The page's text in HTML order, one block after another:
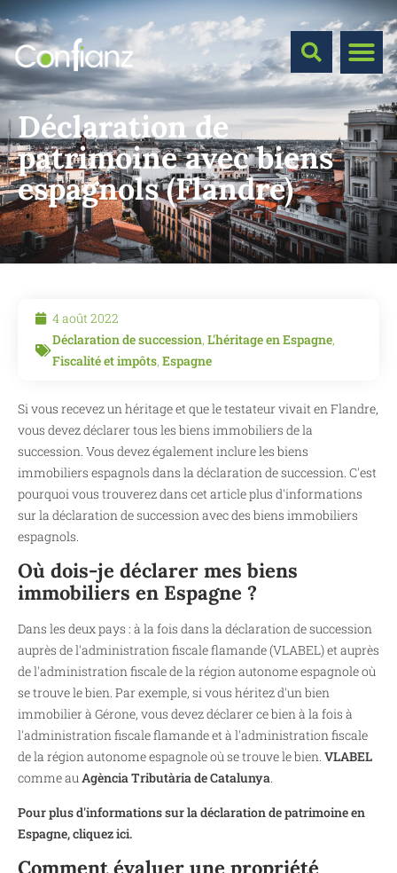
Déclaration de
patrimoine avec biens
espagnols (Flandre)
4 août 2022
Déclaration de succession, L'héritage en Espagne,
Fiscalité et impôts, Espagne
Si vous recevez un héritage et que le testateur vivait en Flandre,
vous devez déclarer tous les biens immobiliers de la
succession. Vous devez également inclure les biens
immobiliers espagnols dans la déclaration de succession. C'est
pourquoi vous trouverez dans cet article plus d'informations
sur la déclaration de succession avec des biens immobiliers
espagnols.
Où dois-je déclarer mes biens
immobiliers en Espagne ?
Dans les deux pays : à la fois dans la déclaration de succession
auprès de l'administration fiscale flamande (VLABEL) et auprès
de l'administration fiscale de la région autonome espagnole où
se trouve le bien. Par exemple, si vous héritez d'un bien
immobilier à Gérone, vous devez déclarer ce bien à la fois à
l'administration fiscale flamande et à l'administration fiscale
de la région autonome espagnole où se trouve le bien. VLABEL
comme auAgència Tributària de Catalunya.
Pour plus d'informations sur la déclaration de patrimoine en
Espagne, cliquez ici.
Comment évaluer une propriété